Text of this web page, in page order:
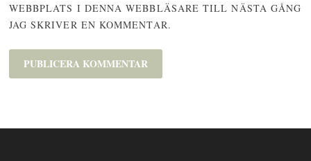
WEBBPLATS I DENNA WEBBLÄSARE TILL NÄSTA GÅNG
JAG SKRIVER EN KOMMENTAR.